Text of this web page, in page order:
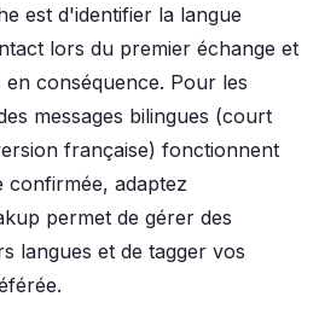
est d'identifier la langue
lors du premier échange et
conséquence. Pour les
messages bilingues (court
française) fonctionnent
confirmée, adaptez
permet de gérer des
langues et de tagger vos